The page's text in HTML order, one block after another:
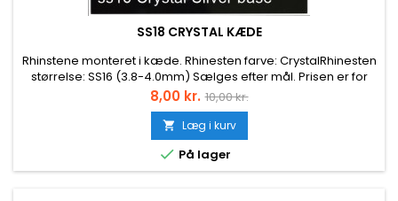
SS18 CRYSTAL KÆDE
Rhinstene monteret i kæde. Rhinesten farve: CrystalRhinesten
størrelse: SS16 (3.8-4.0mm) Sælges efter mål. Prisen er for
ca. 10 cm.
Pris
8,00 kr. Normalpris
10,00 kr.
 Læg i kurv
 På lager